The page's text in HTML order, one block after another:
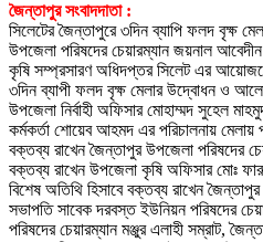
জৈন্তাপুর সংবাদদাতা :
সিলেটের জৈন্তাপুরে ৩দিন ব্যাপি ফলদ বৃক্ষ
উপজেলা পরিষদের চেয়ারম্যান জয়নাল
কৃষি সম্প্রসারণ অধিদপ্তর সিলেট এর আয়োজনে
৩দিন ব্যাপী ফলদ বৃক্ষ মেলার উদ্বোধন ও
উপজেলা নির্বাহী অফিসার মোহাম্মদ সুহেল
কর্মকর্তা শোয়েব আহমদ এর পরিচালনায় মেলায়
বক্তব্য রাখেন জৈন্তাপুর উপজেলা পরিষদের
বক্তব্য রাখেন উপজেলা কৃষি অফিসার মোঃ
বিশেষ অতিথি হিসাবে বক্তব্য রাখেন
সভাপতি সাবেক দরবস্ত ইউনিয়ন পরিষদের
পরিষদের চেয়ারম্যান মঞ্জুর এলাহী সম্রাট,